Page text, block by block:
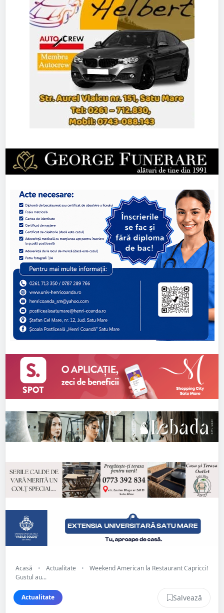
Acasă • Actualitate •
Weekend American la Restaurant Capricci!
Gustul au...
Actualitate Salvează